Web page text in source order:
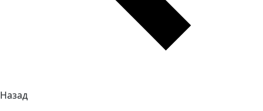
Назад